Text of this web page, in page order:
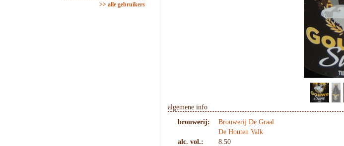
>> alle gebruikers
algemene info
brouwerij:
Brouwerij De Graal
De Houten Valk
alc. vol.:
8.50